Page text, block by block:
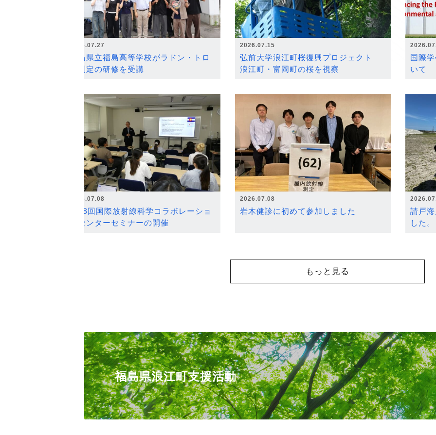
2026.07.27
福島県立福島高等学校がラドン・トロ
ン測定の研修を受講
2026.07.15
弘前大学浪江町桜復興プロジェクト
浪江町・富岡町の桜を視察
国際
いて
2026.07.08
第18回国際放射線科学コラボレーショ
ンセンターセミナーの開催
2026.07.08
岩木健診に初めて参加しました
請戸
した。
もっと見る
福島県浪江町支援活動